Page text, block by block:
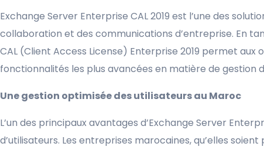
Exchange Server Enterprise CAL 2019 est l’une des
collaboration et des communications d’entreprise. En
CAL (Client Access License) Enterprise 2019 permet
fonctionnalités les plus avancées en matière de gestion
Une gestion optimisée des utilisateurs au Maroc
L’un des principaux avantages d’Exchange Server
d’utilisateurs. Les entreprises marocaines, qu’elles